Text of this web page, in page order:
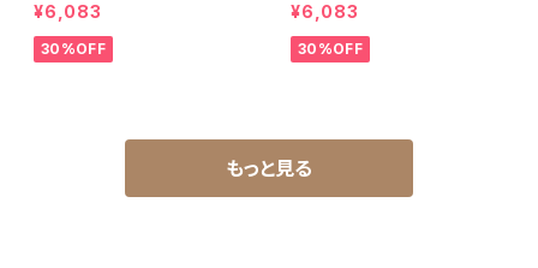
¥6,083
30%OFF
¥6,083
30%OFF
もっと見る